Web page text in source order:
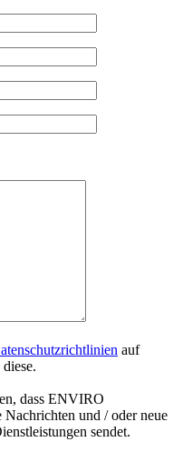
auf
dass ENVIRO
und / oder neue
sendet.